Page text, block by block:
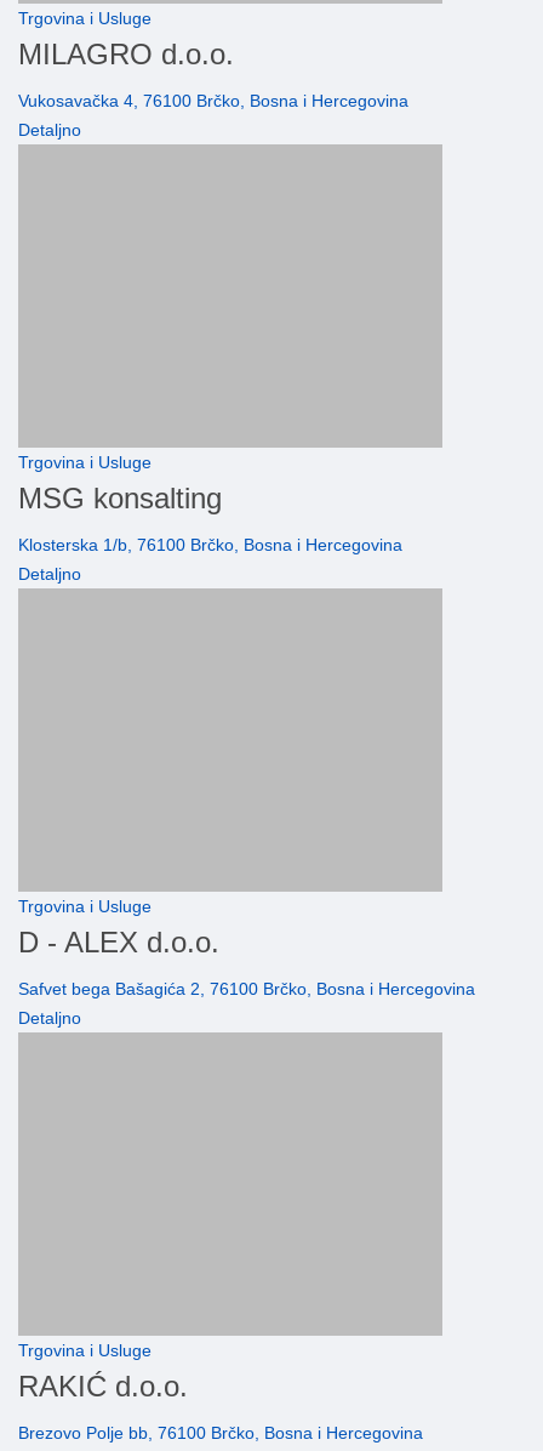
Trgovina i Usluge
MILAGRO d.o.o.
Vukosavačka 4, 76100 Brčko, Bosna i Hercegovina
Detaljno
Trgovina i Usluge
MSG konsalting
Klosterska 1/b, 76100 Brčko, Bosna i Hercegovina
Detaljno
Trgovina i Usluge
D - ALEX d.o.o.
Safvet bega Bašagića 2, 76100 Brčko, Bosna i Hercegovina
Detaljno
Trgovina i Usluge
RAKIĆ d.o.o.
Brezovo Polje bb, 76100 Brčko, Bosna i Hercegovina